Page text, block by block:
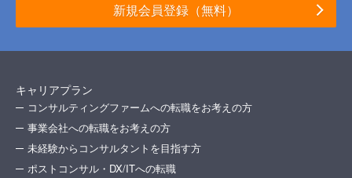
新規会員登録（無料）
キャリアプラン
コンサルティングファームへの転職をお考えの方
事業会社への転職をお考えの方
未経験からコンサルタントを目指す方
ポストコンサル・DX/ITへの転職